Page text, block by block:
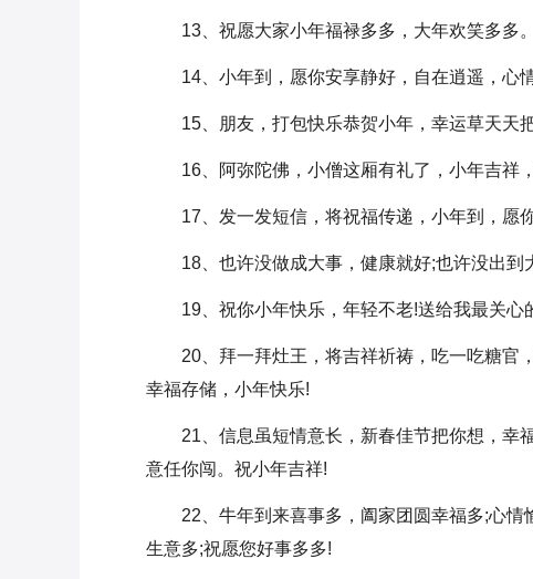
13、祝愿大家小年福禄多多，大年欢笑多多。
14、小年到，愿你安享静好，自在逍遥，心
15、朋友，打包快乐恭贺小年，幸运草天天
16、阿弥陀佛，小僧这厢有礼了，小年吉祥
17、发一发短信，将祝福传递，小年到，愿
18、也许没做成大事，健康就好;也许没出
19、祝你小年快乐，年轻不老!送给我最关
20、拜一拜灶王，将吉祥祈祷，吃一吃糖官
幸福存储，小年快乐!
21、信息虽短情意长，新春佳节把你想，幸
意任你闯。祝小年吉祥!
22、牛年到来喜事多，阖家团圆幸福多;心
生意多;祝愿您好事多多!